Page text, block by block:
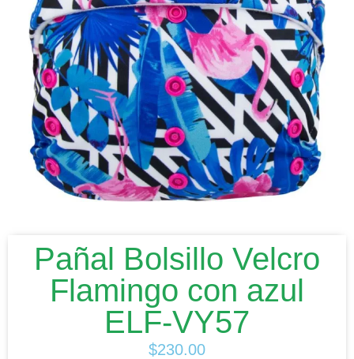
Pañal Bolsillo Velcro
Flamingo con azul
ELF-VY57
$230.00